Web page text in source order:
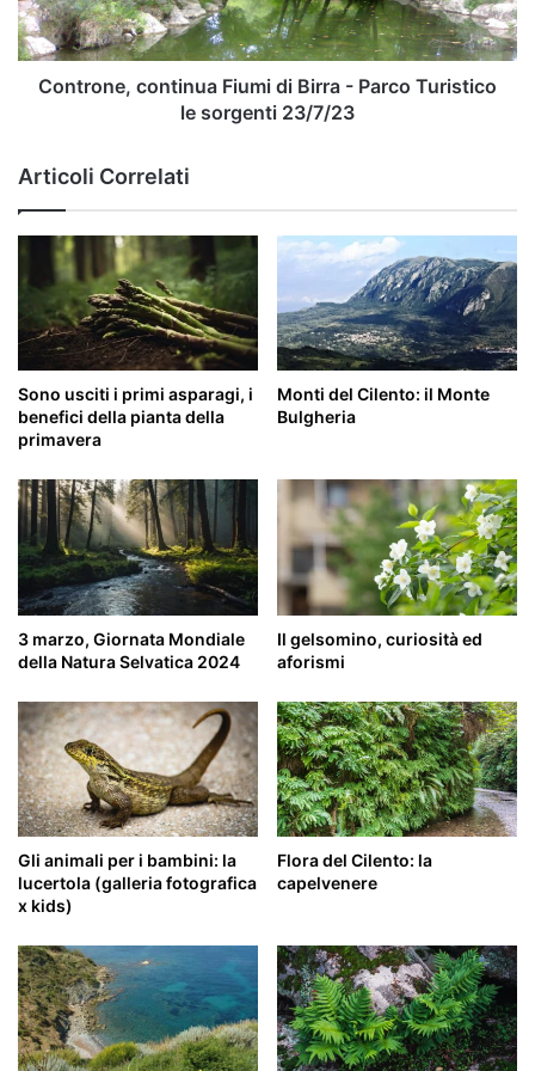
Parco
Turistico
le
sorgenti
Controne, continua Fiumi di Birra - Parco Turistico
le sorgenti 23/7/23
Articoli Correlati
Sono usciti i primi asparagi, i
benefici della pianta della
primavera
Monti del Cilento: il Monte
Bulgheria
3 marzo, Giornata Mondiale
della Natura Selvatica 2024
Il gelsomino, curiosità ed
aforismi
Gli animali per i bambini: la
lucertola (galleria fotografica
x kids)
Flora del Cilento: la
capelvenere